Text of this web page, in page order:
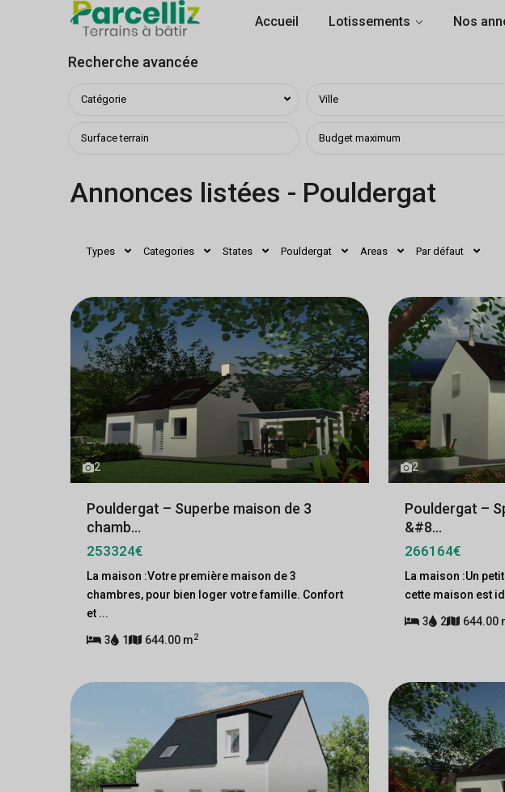
Accueil Lotissements Nos
Recherche avancée
Catégorie Ville
Annonces listées - Pouldergat
Types Categories States Pouldergat Areas Par défaut
2
Pouldergat – Superbe maison de 3
chamb...
253324€
La maison :Votre première maison de 3
chambres, pour bien loger votre famille. Confort
et ...
3 1 644.00 m2
2
Pouldergat –
&#8...
266164€
La maison :Un
cette maison est
3 2 644.00